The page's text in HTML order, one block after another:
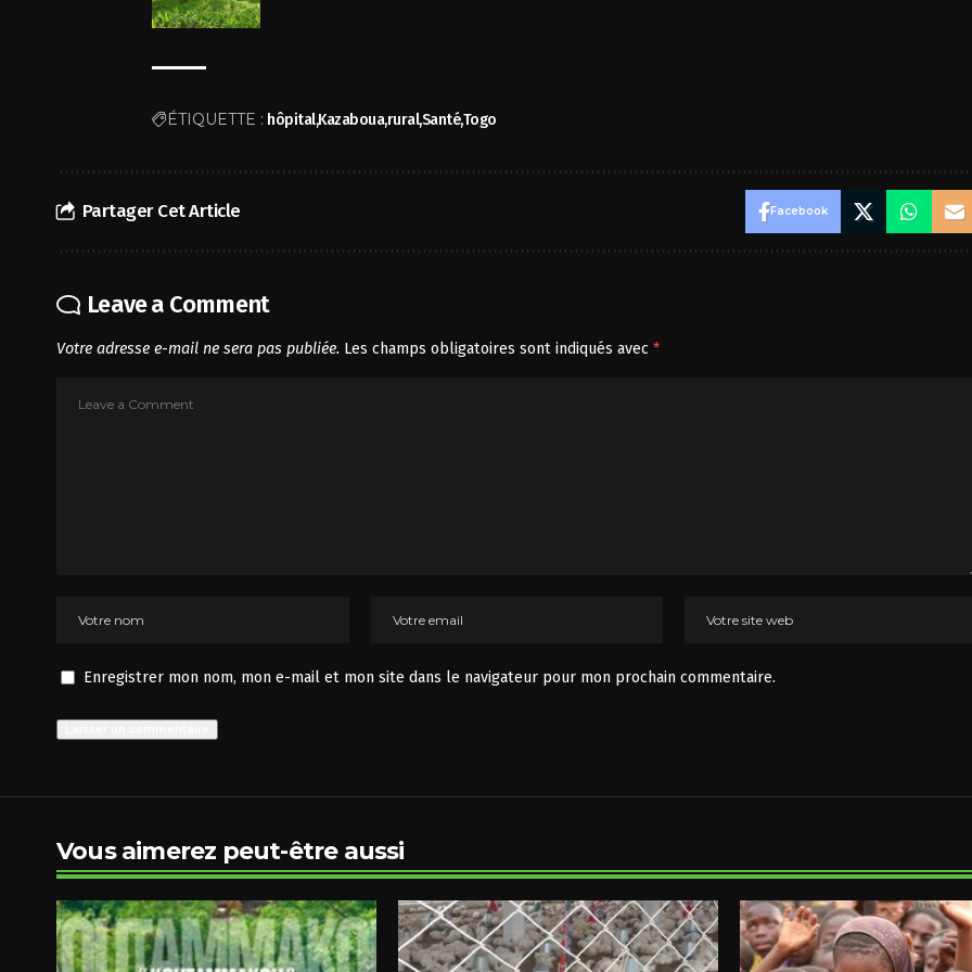
ÉTIQUETTE : hôpitalKazabouaruralSantéTogo
Partager Cet Article Facebook
Leave a Comment
Votre adresse e-mail ne sera pas publiée. Les champs obligatoires sont indiqués avec *
Enregistrer mon nom, mon e-mail et mon site dans le navigateur pour mon prochain commentaire.
Vous aimerez peut-être aussi